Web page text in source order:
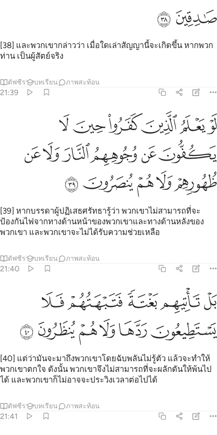
ﱣﱤ
[38] และพวกเขากล่าวว่า เมื่อใดเล่าสัญญานี้จะเกิดขึ้น หากพวก
ท่าน เป็นผู้สัตย์จริง
ตัฟซีร บทเรียน ภาพสะท้อน
21:39
لو يعلم الذين كفروا حين لا يكفون عن وجوههم النار ولا عن ظهورهم
لَوْ يَعْلَمُ ٱلَّذِينَ كَفَرُوا۟ حِينَ لَا يَكُفُّونَ عَن وُجُوهِهِمُ ٱلنَّارَ وَلَا عَن
ﱥﱦﱧﱨﱩﱪ
ﱫﱬﱭﱮﱯﱰ
ﱱﱲﱳﱴﱵ
[39] หากบรรดาผู้ปฏิเสธศรัทธารู้ว่า พวกเขาไม่สามารถที่จะ
ป้องกันไฟจากทางด้านหน้าของพวกเขาและทางด้านหลังของ
พวกเขา และพวกเขาจะไม่ได้รับความช่วยเหลือ
ตัฟซีร บทเรียน ภาพสะท้อน
21:40
بل تاتيهم بغتة فتبهتهم فلا يستطيعون ردها ولا هم ينظرون ٤٠
بَلْ تَأْتِيهِم بَغْتَةًۭ فَتَبْهَتُهُمْ فَلَا يَسْتَطِيعُونَ رَدَّهَا وَلَا هُمْ يُنظَرُونَ ٤٠
ﱶﱷﱸﱹﱺ
ﱻﱼﱽﱾﱿﲀ
[40] แต่ว่ามันจะมาถึงพวกเขาโดยฉับพลันไม่รู้ตัว แล้วจะทำให้
พวกเขาตกใจ ดังนั้น พวกเขาจึงไม่สามารถที่จะผลักดันให้พ้นไป
ได้ และพวกเขาก็ไม่อาจจะประวิงเวลาต่อไปได้
ตัฟซีร บทเรียน ภาพสะท้อน
21:41